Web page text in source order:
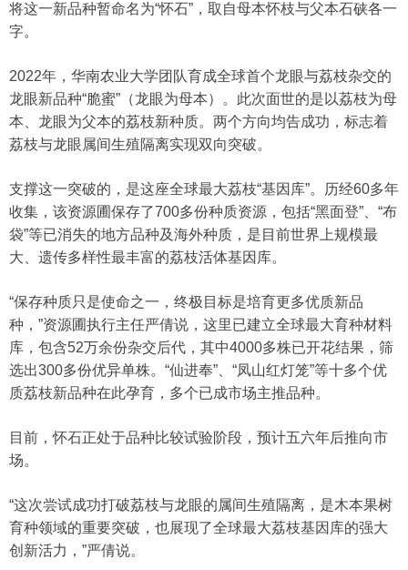
将这一新品种暂命名为“怀石”，取自母本怀枝与父本石硖各一
字。
2022年，华南农业大学团队育成全球首个龙眼与荔枝杂交的
龙眼新品种“脆蜜”（龙眼为母本）。此次面世的是以荔枝为母
本、龙眼为父本的荔枝新种质。两个方向均告成功，标志着
荔枝与龙眼属间生殖隔离实现双向突破。
支撑这一突破的，是这座全球最大荔枝“基因库”。历经60多年
收集，该资源圃保存了700多份种质资源，包括“黑面登”、“布
袋”等已消失的地方品种及海外种质，是目前世界上规模最
大、遗传多样性最丰富的荔枝活体基因库。
“保存种质只是使命之一，终极目标是培育更多优质新品
种，”资源圃执行主任严倩说，这里已建立全球最大育种材料
库，包含52万余份杂交后代，其中4000多株已开花结果，筛
选出300多份优异单株。“仙进奉”、“凤山红灯笼”等十多个优
质荔枝新品种在此孕育，多个已成市场主推品种。
目前，怀石正处于品种比较试验阶段，预计五六年后推向市
场。
“这次尝试成功打破荔枝与龙眼的属间生殖隔离，是木本果树
育种领域的重要突破，也展现了全球最大荔枝基因库的强大
创新活力，”严倩说。